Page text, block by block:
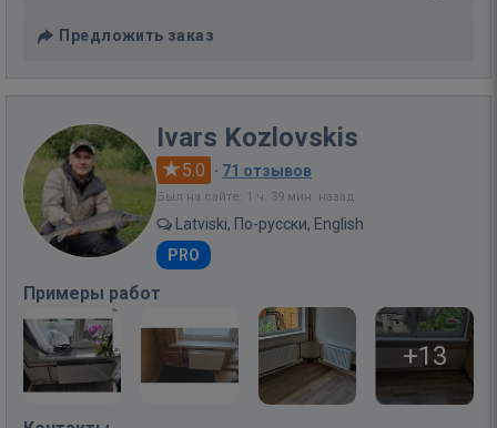
Предложить заказ
Ivars Kozlovskis
5.0 · 71 отзывов
Был на сайте: 1 ч. 39 мин. назад
Latviski, По-русски, English
PRO
Примеры работ
+13